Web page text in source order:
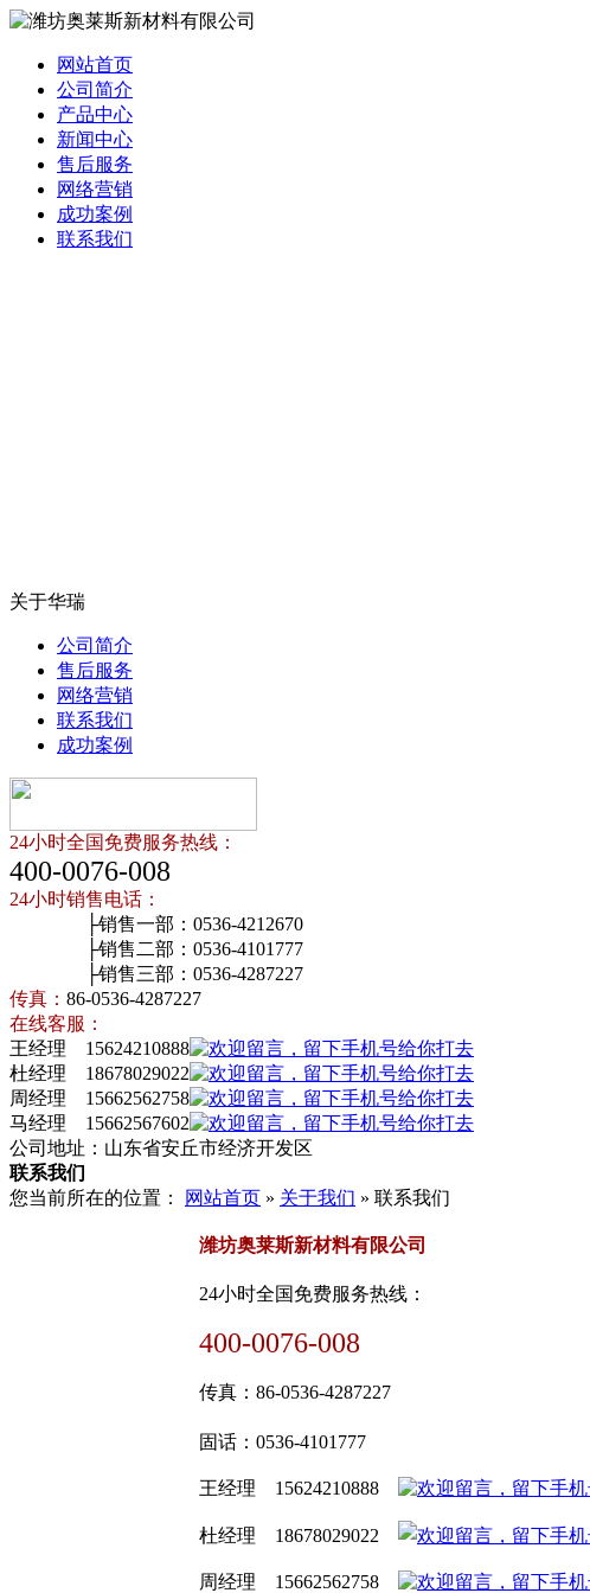
网站首页
公司简介
产品中心
新闻中心
售后服务
网络营销
成功案例
联系我们
关于华瑞
公司简介
售后服务
网络营销
联系我们
成功案例
24小时全国免费服务热线：
400-0076-008
24小时销售电话：
├销售一部：0536-4212670
├销售二部：0536-4101777
├销售三部：0536-4287227
传真： 86-0536-4287227
在线客服：
王经理 15624210888
杜经理 18678029022
周经理 15662562758
马经理 15662567602
公司地址：山东省安丘市经济开发区
联系我们
您当前所在的位置：
网站首页 » 关于我们 » 联系我们
潍坊奥莱斯新材料有限公司
24小时全国免费服务热线：
400-0076-008
传真： 86-0536-4287227
固话 ： 0536-4101777
王经理 15624210888
杜经理 18678029022
周经理 15662562758